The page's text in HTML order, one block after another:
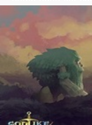
hè 2015.